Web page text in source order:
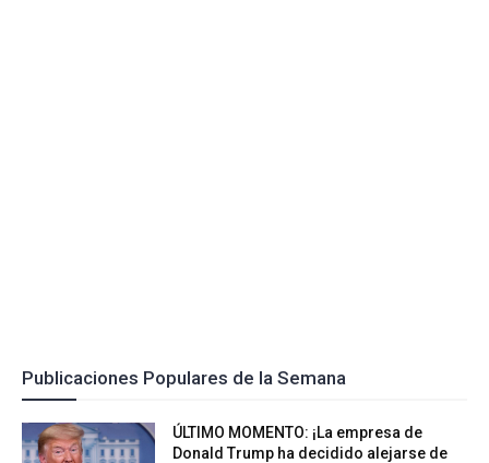
Publicaciones Populares de la Semana
ÚLTIMO MOMENTO: ¡La empresa de
Donald Trump ha decidido alejarse de